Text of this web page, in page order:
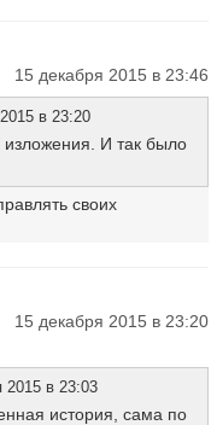
15 декабря 2015 в 23:46
в 23:20
И так было
своих
15 декабря 2015 в 23:20
2015 в 23:03
история, сама по